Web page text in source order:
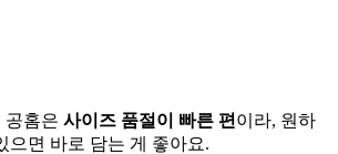
공홈은 사이즈 품절이 빠른 편 이라, 원하
으면 바로 담는 게 좋아요.